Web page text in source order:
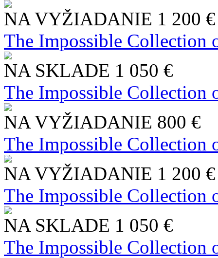
NA VYŽIADANIE 1 200 €
The Impossible Collection
NA SKLADE 1 050 €
The Impossible Collection
NA VYŽIADANIE 800 €
The Impossible Collection
NA VYŽIADANIE 1 200 €
The Impossible Collection
NA SKLADE 1 050 €
The Impossible Collection